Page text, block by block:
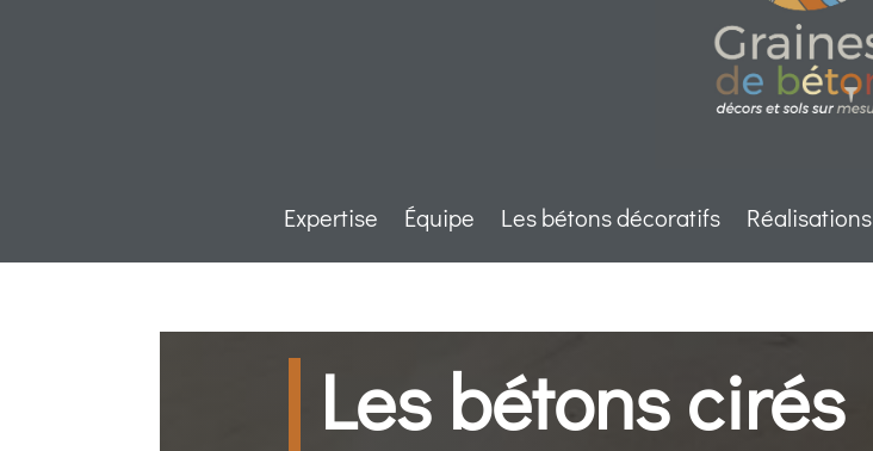
Expertise Équipe Les bétons décoratifs Réalisations
Les bétons cirés